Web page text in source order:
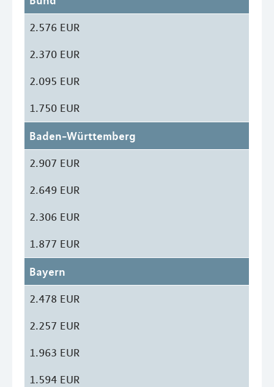
2.576 EUR
2.370 EUR
2.095 EUR
1.750 EUR
Baden-Württemberg
2.907 EUR
2.649 EUR
2.306 EUR
1.877 EUR
Bayern
2.478 EUR
2.257 EUR
1.963 EUR
1.594 EUR